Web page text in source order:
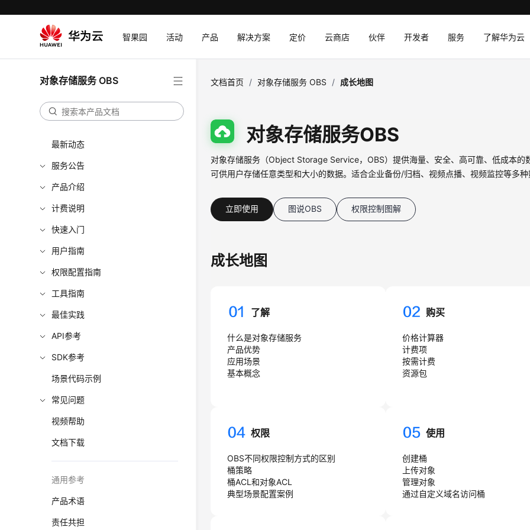
智果园 活动 产品 解决方案 定价 云商店 伙伴 开发者 服务 了解华为云
对象存储服务 OBS
最新动态
服务公告
产品介绍
计费说明
快速入门
用户指南
权限配置指南
工具指南
最佳实践
API参考
SDK参考
场景代码示例
常见问题
视频帮助
文档下载
通用参考
产品术语
责任共担
文档首页 / 对象存储服务 OBS / 成长地图
对象存储服务OBS
对象存储服务（Object Storage Service，OBS）提供海量、安全、高可靠、低成本的
可供用户存储任意类型和大小的数据。适合企业备份/归档、视频点播、视频监控等多
立即使用 图说OBS 权限控制图解
成长地图
了解
什么是对象存储服务
产品优势
应用场景
基本概念
购买
价格计算器
计费项
按需计费
资源包
权限
OBS不同权限控制方式的区别
桶策略
桶ACL和对象ACL
典型场景配置案例
使用
创建桶
上传对象
管理对象
通过自定义域名访问桶